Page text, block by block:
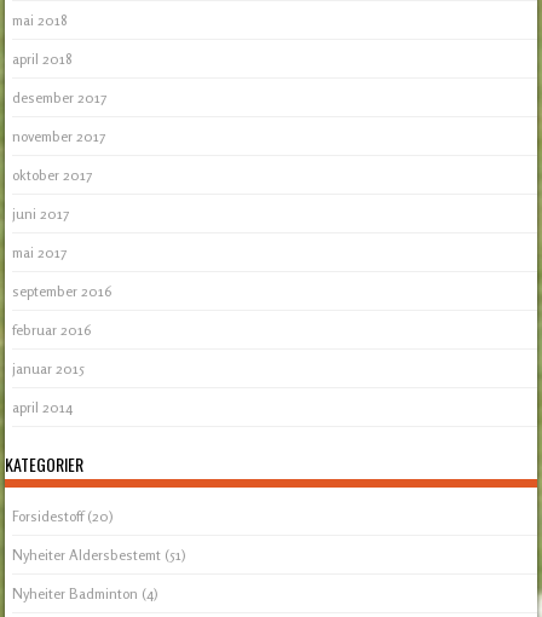
mai 2018
april 2018
desember 2017
november 2017
oktober 2017
juni 2017
mai 2017
september 2016
februar 2016
januar 2015
april 2014
KATEGORIER
Forsidestoff(20)
Nyheiter Aldersbestemt (51)
Nyheiter Badminton (4)